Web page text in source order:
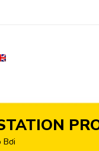
Bơi